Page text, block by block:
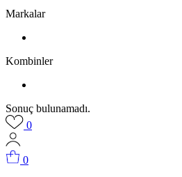
Markalar
Kombinler
Sonuç bulunamadı.
0
0